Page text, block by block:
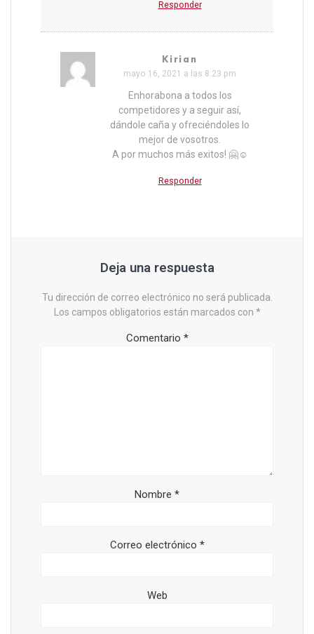
Responder
Kirian
mayo 16, 2021 a las 8:23 pm
Enhorabona a todos los
competidores y a seguir así,
dándole caña y ofreciéndoles lo
mejor de vosotros.
A por muchos más exitos! 🤗☺️
Responder
Deja una respuesta
Tu dirección de correo electrónico no será publicada.
Los campos obligatorios están marcados con *
Comentario *
Nombre *
Correo electrónico *
Web